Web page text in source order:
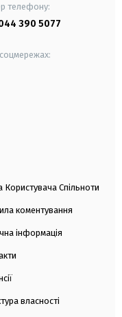
телефону:
390 5077
Користувача Спільноти
коментування
інформація
власності